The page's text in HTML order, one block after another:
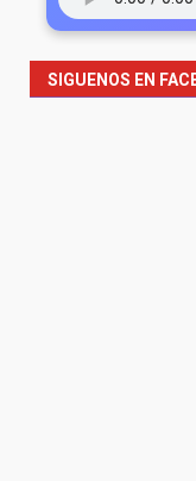
SIGUENOS EN